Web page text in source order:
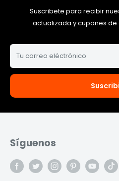
Suscribete para recibir
actualizada y cupones de
Tu correo eléctrónico
Síguenos